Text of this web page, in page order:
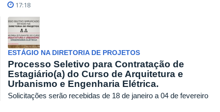
17:18
ESTÁGIO NA DIRETORIA DE PROJETOS
Processo Seletivo para Contratação de
Estagiário(a) do Curso de Arquitetura e
Urbanismo e Engenharia Elétrica.
Solicitações serão recebidas de 18 de janeiro a 04 de fevereiro